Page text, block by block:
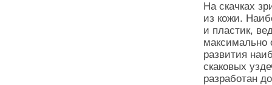
На скачках
из кожи.
и пластик,
максимально
развития
скаковых
разработан